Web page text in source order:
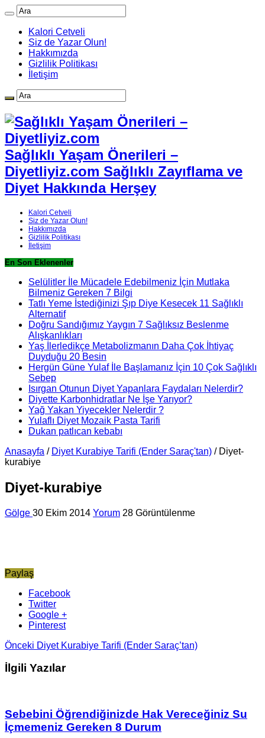
Kalori Cetveli
Siz de Yazar Olun!
Hakkımızda
Gizlilik Politikası
İletişim
Sağlıklı Yaşam Önerileri –
Diyetliyiz.com Sağlıklı Zayıflama ve
Diyet Hakkında Herşey
Kalori Cetveli
Siz de Yazar Olun!
Hakkımızda
Gizlilik Politikası
İletişim
En Son Eklenenler
Selülitler İle Mücadele Edebilmeniz İçin Mutlaka
Bilmeniz Gereken 7 Bilgi
Tatlı Yeme İstediğinizi Şıp Diye Kesecek 11 Sağlıklı
Alternatif
Doğru Sandığımız Yaygın 7 Sağlıksız Beslenme
Alışkanlıkları
Yaş İlerledikçe Metabolizmanın Daha Çok İhtiyaç
Duyduğu 20 Besin
Hergün Güne Yulaf İle Başlamanız İçin 10 Çok Sağlıklı
Sebep
Isırgan Otunun Diyet Yapanlara Faydaları Nelerdir?
Diyette Karbonhidratlar Ne İşe Yarıyor?
Yağ Yakan Yiyecekler Nelerdir ?
Yulaflı Diyet Mozaik Pasta Tarifi
Dukan patlıcan kebabı
Anasayfa / Diyet Kurabiye Tarifi (Ender Saraç'tan) / Diyet-
kurabiye
Diyet-kurabiye
Gölge 30 Ekim 2014 Yorum 28 Görüntülenme
Paylaş
Facebook
Twitter
Google +
Pinterest
Önceki Diyet Kurabiye Tarifi (Ender Saraç’tan)
İlgili Yazılar
Sebebini Öğrendiğinizde Hak Vereceğiniz Su
İçmemeniz Gereken 8 Durum